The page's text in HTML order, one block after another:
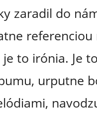
zaradil do
to irónia. Je
urputne